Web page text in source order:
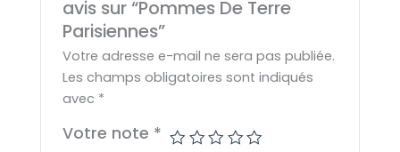
avis sur “Pommes De Terre
Parisiennes”
Votre adresse e-mail ne sera pas publiée.
Les champs obligatoires sont indiqués
avec *
Votre note *